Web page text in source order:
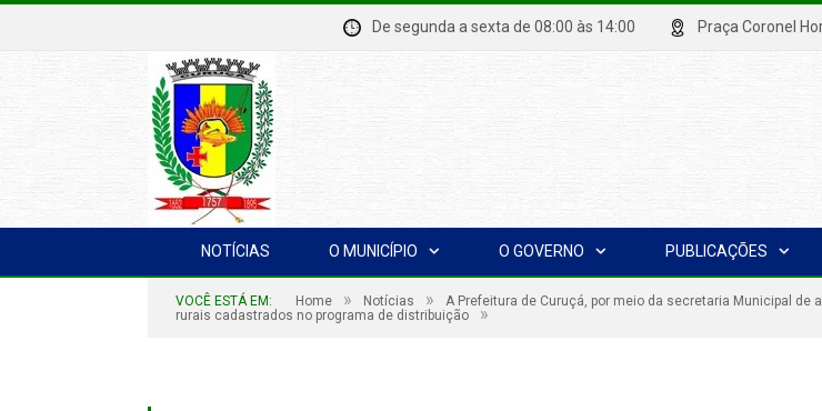
De segunda a sexta de 08:00 às 14:00 Praça Coronel
NOTÍCIAS O MUNICÍPIO O GOVERNO PUBLICAÇÕES
VOCÊ ESTÁ EM: Home » Notícias »
A Prefeitura de Curuçá, por meio da secretaria Municipal
rurais cadastrados no programa de distribuição
»